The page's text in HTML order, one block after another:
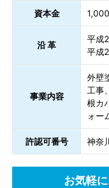
資本金
沿 革
平成
平成
事業内容
外壁
工事
根カ
ォー
許認可番号 神奈
お気軽